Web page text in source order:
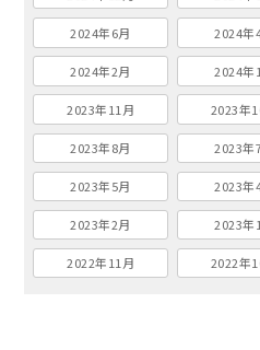
2024年6月 2024年
2024年2月 2024年
2023年11月 2023年
2023年8月 2023年
2023年5月 2023年
2023年2月 2023年
2022年11月 2022年